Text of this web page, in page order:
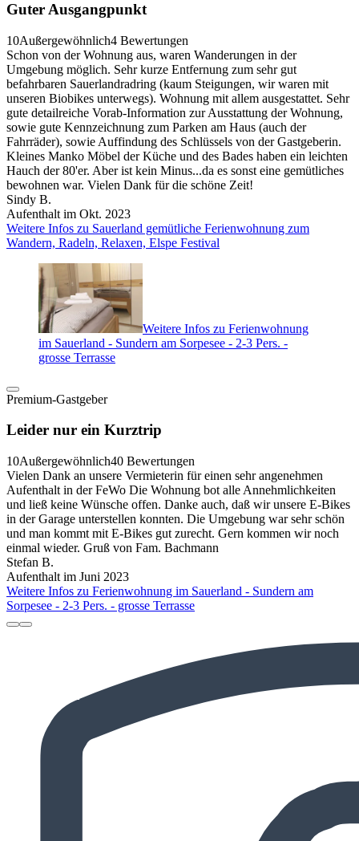
Guter Ausgangpunkt
10Außergewöhnlich4 Bewertungen
Schon von der Wohnung aus, waren Wanderungen in der
Umgebung möglich. Sehr kurze Entfernung zum sehr gut
befahrbaren Sauerlandradring (kaum Steigungen, wir waren mit
unseren Biobikes unterwegs). Wohnung mit allem ausgestattet. Sehr
gute detailreiche Vorab-Information zur Ausstattung der Wohnung,
sowie gute Kennzeichnung zum Parken am Haus (auch der
Fahrräder), sowie Auffindung des Schlüssels von der Gastgeberin.
Kleines Manko Möbel der Küche und des Bades haben ein leichten
Hauch der 80'er. Aber ist kein Minus...da es sonst eine gemütliches
bewohnen war. Vielen Dank für die schöne Zeit!
Sindy B.
Aufenthalt im Okt. 2023
Weitere Infos zu Sauerland gemütliche Ferienwohnung zum
Wandern, Radeln, Relaxen, Elspe Festival
Weitere Infos zu Ferienwohnung
im Sauerland - Sundern am Sorpesee - 2-3 Pers. -
grosse Terrasse
Premium-Gastgeber
Leider nur ein Kurztrip
10Außergewöhnlich40 Bewertungen
Vielen Dank an unsere Vermieterin für einen sehr angenehmen
Aufenthalt in der FeWo Die Wohnung bot alle Annehmlichkeiten
und ließ keine Wünsche offen. Danke auch, daß wir unsere E-Bikes
in der Garage unterstellen konnten. Die Umgebung war sehr schön
und man kommt mit E-Bikes gut zurecht. Gern kommen wir noch
einmal wieder. Gruß von Fam. Bachmann
Stefan B.
Aufenthalt im Juni 2023
Weitere Infos zu Ferienwohnung im Sauerland - Sundern am
Sorpesee - 2-3 Pers. - grosse Terrasse